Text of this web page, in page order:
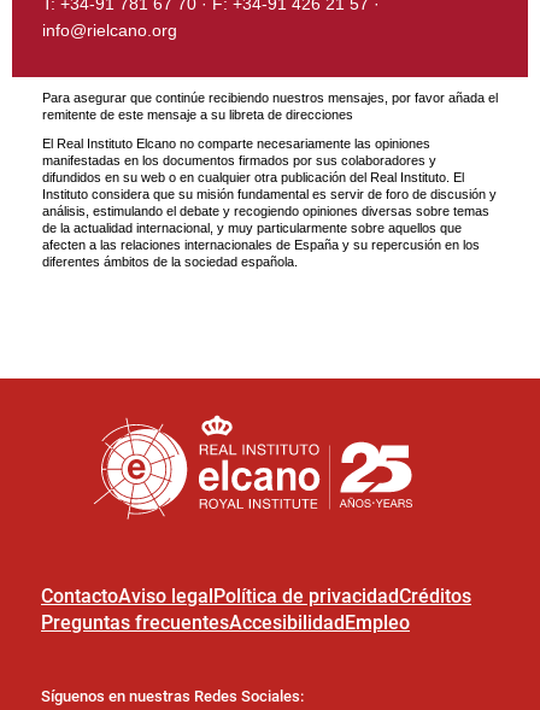
ContactoAviso legalPolítica de privacidadCréditos
Preguntas frecuentesAccesibilidadEmpleo
Síguenos en nuestras Redes Sociales: